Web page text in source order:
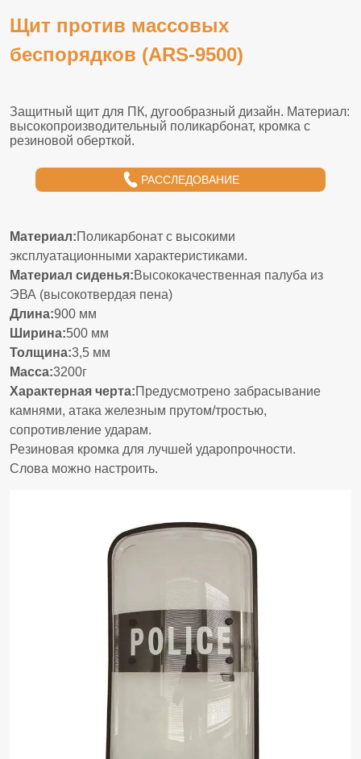
Щит против массовых
беспорядков (ARS-9500)
РАССЛЕДОВАНИЕ